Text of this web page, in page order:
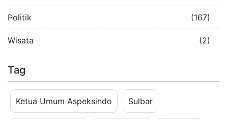
Politik (167)
Wisata (2)
Tag
Ketua Umum Aspeksindo Sulbar